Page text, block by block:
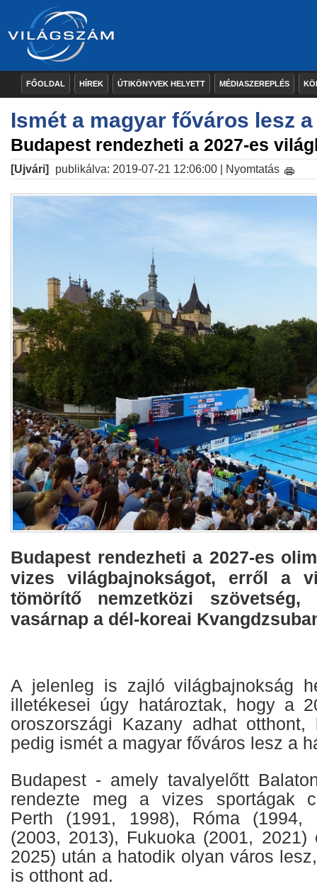
FŐOLDAL HÍREK ÚTIKÖNYVEK HELYETT MÉDIASZEREPLÉS
Ismét a magyar főváros lesz
Budapest rendezheti a 2027-es
[Ujvári] publikálva: 2019-07-21 12:06:00 | Nyomtatás
Budapest rendezheti a 2027-es
vizes világbajnokságot, erről a
tömörítő nemzetközi
vasárnap a dél-koreai
A jelenleg is zajló világbajnokság
illetékesei úgy határoztak, hogy a
oroszországi Kazany adhat
pedig ismét a magyar főváros lesz a
Budapest - amely tavalyelőtt
rendezte meg a vizes sportágak
Perth (1991, 1998), Róma (1994,
(2003, 2013), Fukuoka (2001, 2021)
2025) után a hatodik olyan város
is otthont ad.